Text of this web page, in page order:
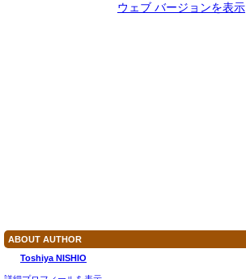
ウェブ バージョンを表示
ABOUT AUTHOR
Toshiya NISHIO